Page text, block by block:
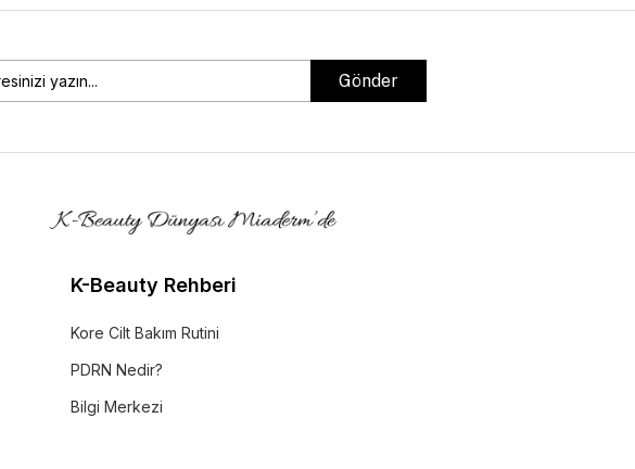
Gönder
K-Beauty Rehberi
Kore Cilt Bakım Rutini
PDRN Nedir?
Bilgi Merkezi